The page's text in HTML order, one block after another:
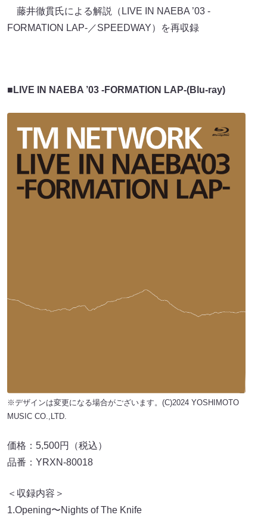
藤井徹貫氏による解説（LIVE IN NAEBA ’03 -
FORMATION LAP-／SPEEDWAY）を再収録
■LIVE IN NAEBA ’03 -FORMATION LAP-(Blu-ray)
※デザインは変更になる場合がございます。(C)2024 YOSHIMOTO
MUSIC CO.,LTD.
価格：5,500円（税込）
品番：YRXN-80018
＜収録内容＞
1.Opening〜Nights of The Knife